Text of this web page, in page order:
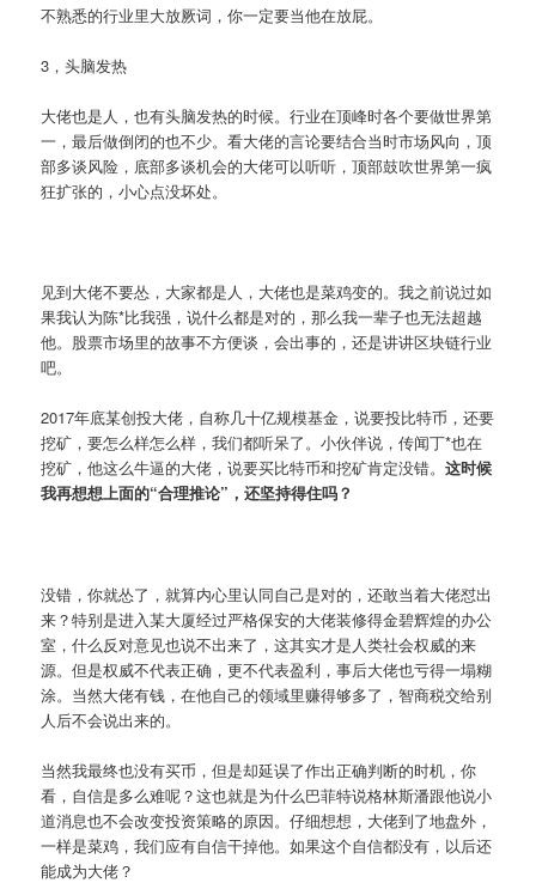
不熟悉的行业里大放厥词，你一定要当他在放屁。
3，头脑发热
大佬也是人，也有头脑发热的时候。行业在顶峰时各个要做世界第
一，最后做倒闭的也不少。看大佬的言论要结合当时市场风向，顶
部多谈风险，底部多谈机会的大佬可以听听，顶部鼓吹世界第一疯
狂扩张的，小心点没坏处。
见到大佬不要怂，大家都是人，大佬也是菜鸡变的。我之前说过如
果我认为陈*比我强，说什么都是对的，那么我一辈子也无法超越
他。股票市场里的故事不方便谈，会出事的，还是讲讲区块链行业
吧。
2017年底某创投大佬，自称几十亿规模基金，说要投比特币，还要
挖矿，要怎么样怎么样，我们都听呆了。小伙伴说，传闻丁*也在
挖矿，他这么牛逼的大佬，说要买比特币和挖矿肯定没错。这时候
我再想想上面的“合理推论”，还坚持得住吗？
没错，你就怂了，就算内心里认同自己是对的，还敢当着大佬怼出
来？特别是进入某大厦经过严格保安的大佬装修得金碧辉煌的办公
室，什么反对意见也说不出来了，这其实才是人类社会权威的来
源。但是权威不代表正确，更不代表盈利，事后大佬也亏得一塌糊
涂。当然大佬有钱，在他自己的领域里赚得够多了，智商税交给别
人后不会说出来的。
当然我最终也没有买币，但是却延误了作出正确判断的时机，你
看，自信是多么难呢？这也就是为什么巴菲特说格林斯潘跟他说小
道消息也不会改变投资策略的原因。仔细想想，大佬到了地盘外，
一样是菜鸡，我们应有自信干掉他。如果这个自信都没有，以后还
能成为大佬？